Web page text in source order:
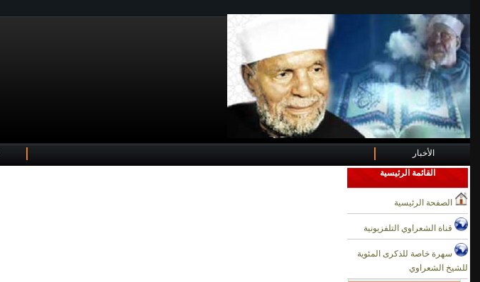
الأخبار
القائمة الرئيسية
الصفحة الرئيسية
قناة الشعراوي التلفزيونية
سهرة خاصة للذكرى المئوية
للشيخ الشعراوي